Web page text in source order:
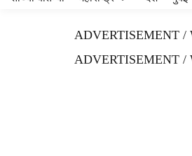
ADVERTISEMENT /
ADVERTISEMENT /